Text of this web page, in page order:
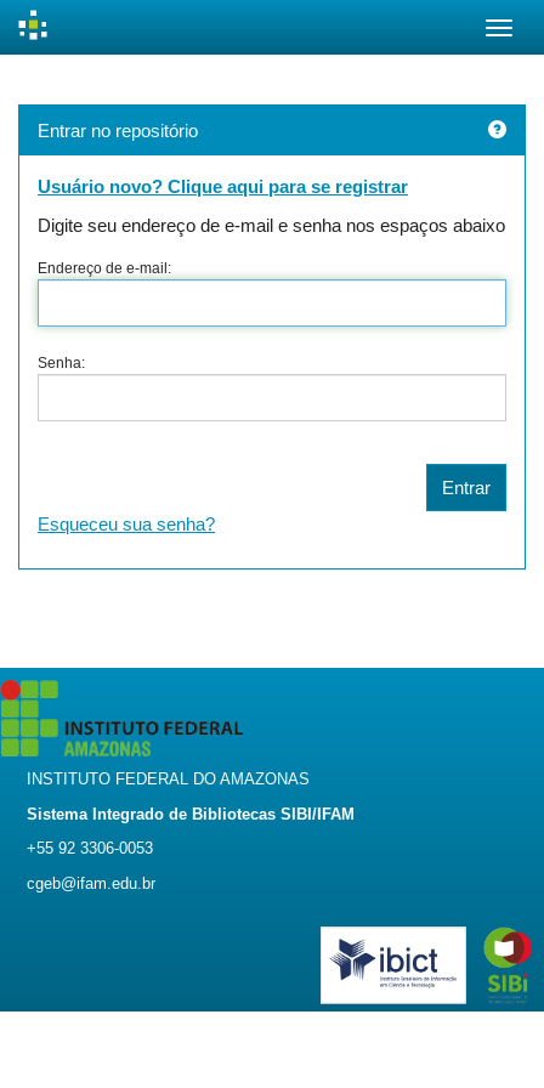
Entrar no repositório
Usuário novo? Clique aqui para se registrar
Digite seu endereço de e-mail e senha nos espaços abaixo
Endereço de e-mail:
Senha:
Esqueceu sua senha?
INSTITUTO FEDERAL DO AMAZONAS
Sistema Integrado de Bibliotecas SIBI/IFAM
+55 92 3306-0053
cgeb@ifam.edu.br